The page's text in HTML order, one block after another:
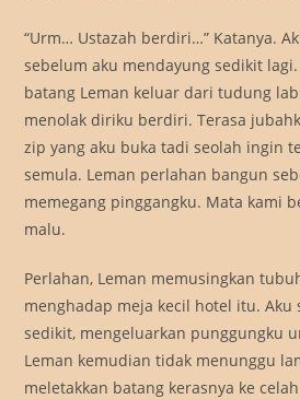
“Urm… Ustazah berdiri…” Katanya.
sebelum aku mendayung sedikit
batang Leman keluar dari tudung
menolak diriku berdiri. Terasa
zip yang aku buka tadi seolah ingin
semula. Leman perlahan bangun
memegang pinggangku. Mata kami
malu.
Perlahan, Leman memusingkan
menghadap meja kecil hotel itu. Aku
sedikit, mengeluarkan punggungku
Leman kemudian tidak menunggu
meletakkan batang kerasnya ke